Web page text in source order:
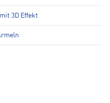
3D Effekt